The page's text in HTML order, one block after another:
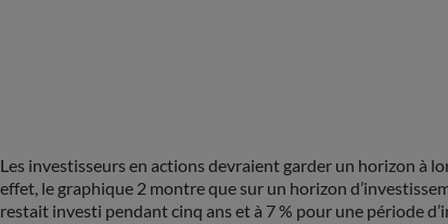
Les investisseurs en actions devraient garder un horizon à
effet, le graphique 2 montre que sur un horizon
restait investi pendant cinq ans et à 7 % pour une période